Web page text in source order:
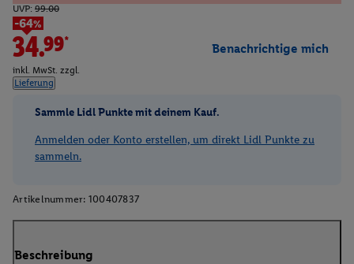
UVP: 99.00
-64%
34.99*
inkl. MwSt. zzgl.
Lieferung
Benachrichtige mich
Sammle Lidl Punkte mit deinem Kauf.
Anmelden oder Konto erstellen, um direkt Lidl Punkte zu
sammeln.
Artikelnummer: 100407837
Beschreibung